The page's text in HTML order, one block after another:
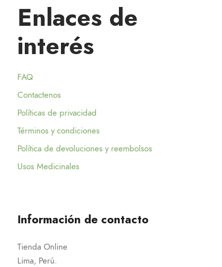
Enlaces de
interés
FAQ
Contactenos
Políticas de privacidad
Términos y condiciones
Política de devoluciones y reembolsos
Usos Medicinales
Información de contacto
Tienda Online
Lima, Perú.